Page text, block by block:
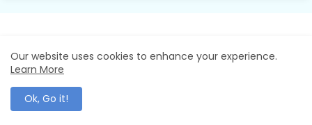
Mahawani News - Breaking News, In-Depth Analysis, and
Our website uses cookies to enhance your experience.
Learn More
Ok, Go it!